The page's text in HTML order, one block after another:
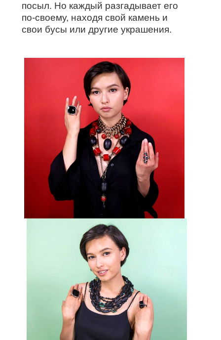
посыл. Но каждый разгадывает его
по-своему, находя свой камень и
свои бусы или другие украшения.